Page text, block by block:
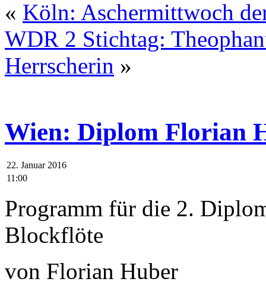
« Köln: Aschermittwoch
WDR 2 Stichtag:
Herrscherin »
Wien: Diplom Florian
22. Januar 2016
11:00
Programm für die 2.
Blockflöte
von Florian Huber